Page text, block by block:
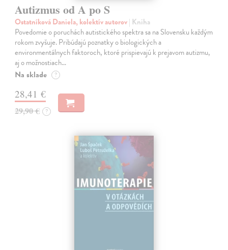
Autizmus od A po S
Ostatníková Daniela, kolektív autorov| Kniha
Povedomie o poruchách autistického spektra sa na Slovensku každým
rokom zvyšuje. Pribúdajú poznatky o biologických a
environmentálnych faktoroch, ktoré prispievajú k prejavom autizmu,
aj o možnostiach…
Na sklade ?
28,41 €
29,90 € ?